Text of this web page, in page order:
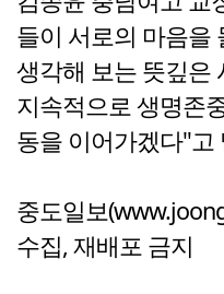
들이 서로의 마음을
생각해 보는 뜻깊은
지속적으로 생명존
동을 이어가겠다"고
중도일보
수집, 재배포 금지